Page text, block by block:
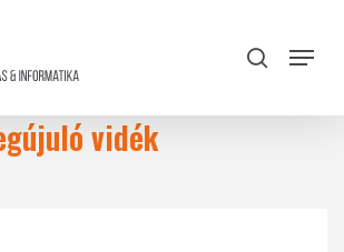
search
Menu
vidék
Close